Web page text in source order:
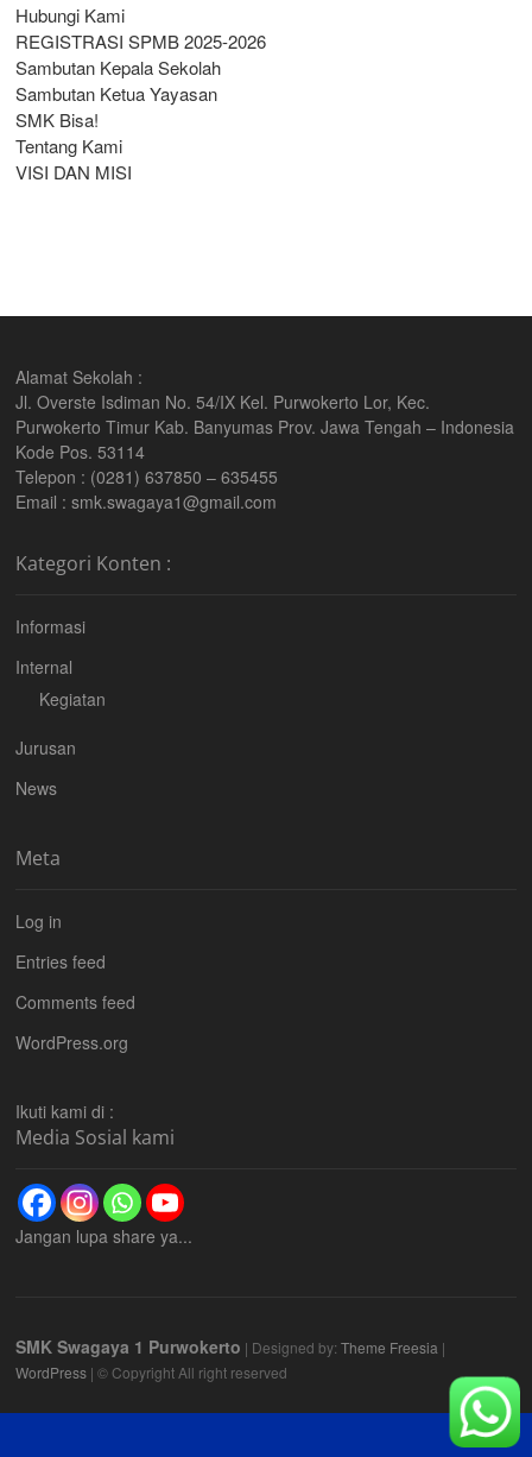
Hubungi Kami
REGISTRASI SPMB 2025-2026
Sambutan Kepala Sekolah
Sambutan Ketua Yayasan
SMK Bisa!
Tentang Kami
VISI DAN MISI
Alamat Sekolah :
Jl. Overste Isdiman No. 54/IX Kel. Purwokerto Lor, Kec.
Purwokerto Timur Kab. Banyumas Prov. Jawa Tengah – Indonesia
Kode Pos. 53114
Telepon : (0281) 637850 – 635455
Email : smk.swagaya1@gmail.com
Kategori Konten :
Informasi
Internal
Kegiatan
Jurusan
News
Meta
Log in
Entries feed
Comments feed
WordPress.org
Ikuti kami di :
Media Sosial kami
Jangan lupa share ya...
SMK Swagaya 1 Purwokerto | Designed by:Theme Freesia |
WordPress | © Copyright All right reserved